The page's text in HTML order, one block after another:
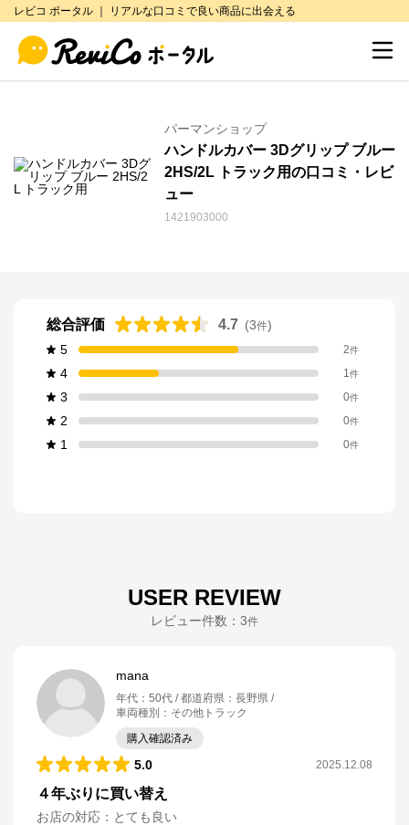
レビコ ポータル ｜ リアルな口コミで良い商品に出会える
パーマンショップ
ハンドルカバー 3Dグリップ ブルー
2HS/2L トラック用の口コミ・レビ
ュー
1421903000
総合評価 4.7 (3件)
5
2件
4 1件
3 0件
2 0件
1 0件
USER REVIEW
レビュー件数： 3件
mana
年代 ： 50代 都道府県 ： 長野県
車両種別 ： その他トラック
購入確認済み
5.0 2025.12.08
４年ぶりに買い替え
お店の対応 ： とても良い